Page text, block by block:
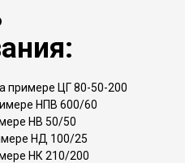
примере ЦГ 80-50-200
НПВ 600/60
НВ 50/50
НД 100/25
НК 210/200